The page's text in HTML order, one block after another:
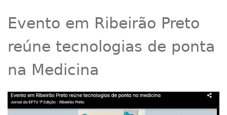
Evento em Ribeirão Preto
reúne tecnologias de ponta
na Medicina